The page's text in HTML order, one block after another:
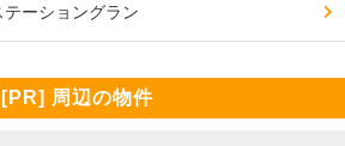
ーショングラン
[PR] 周辺の物件